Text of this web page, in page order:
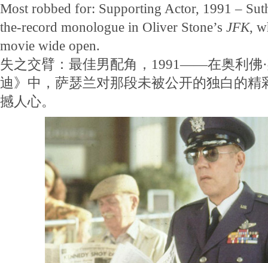
Most robbed for: Supporting Actor, 1991 –
the-record monologue in Oliver Stone’s JFK,
movie wide open.
失之交臂：最佳男配角，1991——在奥利佛
迪》中，萨瑟兰对那段未被公开的独白的精
撼人心。